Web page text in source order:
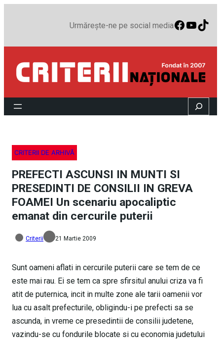
Urmărește-ne pe social media
Search
CRITERII DE ARHIVĂ
PREFECTI ASCUNSI IN MUNTI SI
PRESEDINTI DE CONSILII IN GREVA
FOAMEI Un scenariu apocaliptic
emanat din cercurile puterii
Criterii 21 Martie 2009
Sunt oameni aflati in cercurile puterii care se tem de ce
este mai rau. Ei se tem ca spre sfirsitul anului criza va fi
atit de puternica, incit in multe zone ale tarii oamenii vor
lua cu asalt prefecturile, obligindu-i pe prefecti sa se
ascunda, in vreme ce presedintii de consilii judetene,
vazindu-se cu fondurile blocate si cu economia judetului